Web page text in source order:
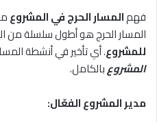
فهمالمسار الحرج في المشروع
المسار الحرج هو أطول سلسلة من
للمشروع. أي تأخير في أنشطة
المشروعبالكامل.
مدير المشروع الفعّال: